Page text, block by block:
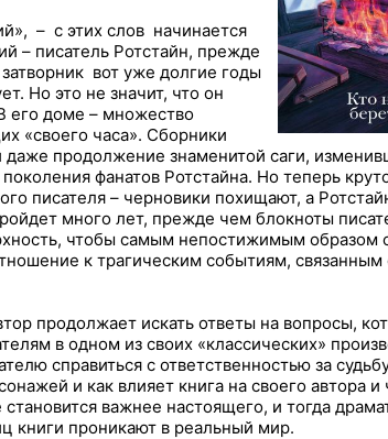
– с этих слов начинается
– писатель Ротстайн, прежде
вот уже долгие годы
Но это не значит, что он
его доме – множество
«своего часа». Сборники
даже продолжение знаменитой саги,
фанатов Ротстайна. Но теперь
писателя – черновики похищают, а
много лет, прежде чем блокноты
чтобы самым непостижимым образом
к трагическим событиям,
продолжает искать ответы на вопросы,
в одном из своих «классических»
справиться с ответственностью за
и как влияет книга на своего автора и
важнее настоящего, и тогда
книги проникают в реальный мир.